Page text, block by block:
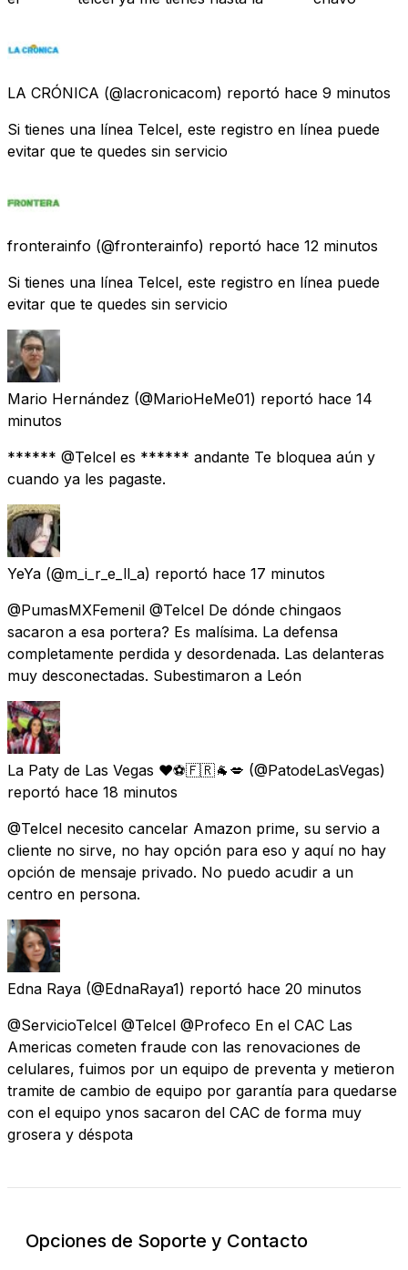
LA CRÓNICA (@lacronicacom) reportó hace 9 minutos
Si tienes una línea Telcel, este registro en línea puede
evitar que te quedes sin servicio
fronterainfo (@fronterainfo) reportó hace 12 minutos
Si tienes una línea Telcel, este registro en línea puede
evitar que te quedes sin servicio
Mario Hernández (@MarioHeMe01) reportó hace 14
minutos
****** @Telcel es ****** andante Te bloquea aún y
cuando ya les pagaste.
YeYa (@m_i_r_e_ll_a) reportó hace 17 minutos
@PumasMXFemenil @Telcel De dónde chingaos
sacaron a esa portera? Es malísima. La defensa
completamente perdida y desordenada. Las delanteras
muy desconectadas. Subestimaron a León
La Paty de Las Vegas ❤️️⚽️🇫🇷🐐💋 (@PatodeLasVegas)
reportó hace 18 minutos
@Telcel necesito cancelar Amazon prime, su servio a
cliente no sirve, no hay opción para eso y aquí no hay
opción de mensaje privado. No puedo acudir a un
centro en persona.
Edna Raya (@EdnaRaya1) reportó hace 20 minutos
@ServicioTelcel @Telcel @Profeco En el CAC Las
Americas cometen fraude con las renovaciones de
celulares, fuimos por un equipo de preventa y metieron
tramite de cambio de equipo por garantía para quedarse
con el equipo ynos sacaron del CAC de forma muy
grosera y déspota
Opciones de Soporte y Contacto